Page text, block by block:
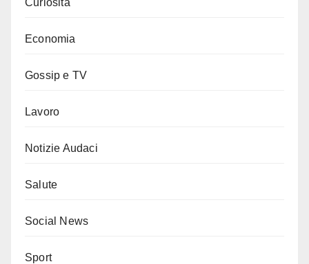
Curiosità
Economia
Gossip e TV
Lavoro
Notizie Audaci
Salute
Social News
Sport